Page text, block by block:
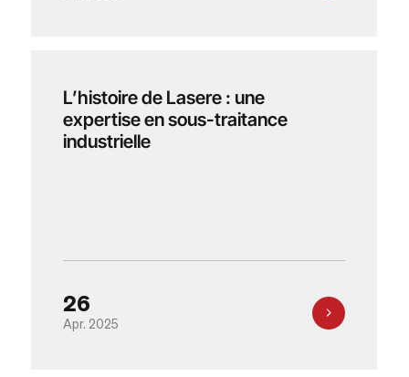
L’histoire de Lasere : une
expertise en sous-traitance
industrielle
26
Apr. 2025